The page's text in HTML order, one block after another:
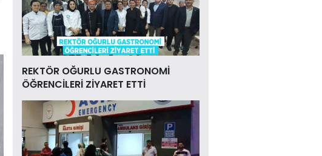
REKTÖR OĞURLU GASTRONOMİ
ÖĞRENCİLERİ ZİYARET ETTİ